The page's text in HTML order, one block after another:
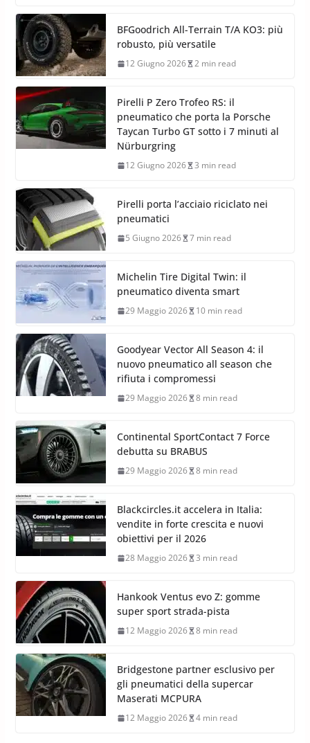
BFGoodrich All-Terrain T/A KO3: più
robusto, più versatile
12 Giugno 2026 2 min read
Pirelli P Zero Trofeo RS: il
pneumatico che porta la Porsche
Taycan Turbo GT sotto i 7 minuti al
Nürburgring
12 Giugno 2026 3 min read
Pirelli porta l’acciaio riciclato nei
pneumatici
5 Giugno 2026 7 min read
Michelin Tire Digital Twin: il
pneumatico diventa smart
29 Maggio 2026 10 min read
Goodyear Vector All Season 4: il
nuovo pneumatico all season che
rifiuta i compromessi
29 Maggio 2026 8 min read
Continental SportContact 7 Force
debutta su BRABUS
29 Maggio 2026 8 min read
Blackcircles.it accelera in Italia:
vendite in forte crescita e nuovi
obiettivi per il 2026
28 Maggio 2026 3 min read
Hankook Ventus evo Z: gomme
super sport strada-pista
12 Maggio 2026 8 min read
Bridgestone partner esclusivo per
gli pneumatici della supercar
Maserati MCPURA
12 Maggio 2026 4 min read